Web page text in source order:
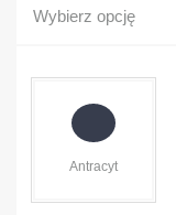
Wybierz opcję
Antracyt